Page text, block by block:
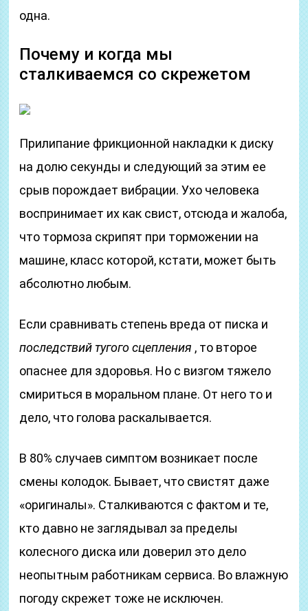
одна.
Почему и когда мы
сталкиваемся со скрежетом
Прилипание фрикционной накладки к диску
на долю секунды и следующий за этим ее
срыв порождает вибрации. Ухо человека
воспринимает их как свист, отсюда и жалоба,
что тормоза скрипят при торможении на
машине, класс которой, кстати, может быть
абсолютно любым.
Если сравнивать степень вреда от писка и
последствий тугого сцепления , то второе
опаснее для здоровья. Но с визгом тяжело
смириться в моральном плане. От него то и
дело, что голова раскалывается.
В 80% случаев симптом возникает после
смены колодок. Бывает, что свистят даже
«оригиналы». Сталкиваются с фактом и те,
кто давно не заглядывал за пределы
колесного диска или доверил это дело
неопытным работникам сервиса. Во влажную
погоду скрежет тоже не исключен.